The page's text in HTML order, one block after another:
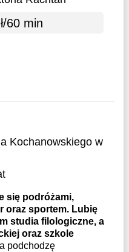
60 min
Kochanowskiego w
się podróżami,
oraz sportem. Lubię
studia filologiczne, a
oraz szkole
podchodzę